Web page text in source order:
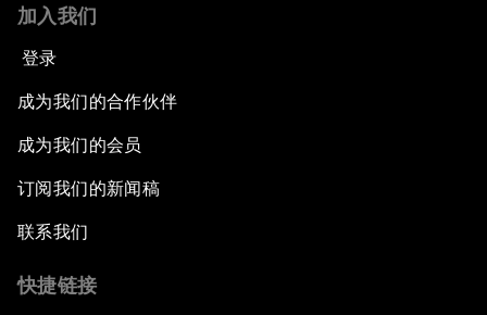
加入我们
登录
成为我们的合作伙伴
成为我们的会员
订阅我们的新闻稿
联系我们
快捷链接